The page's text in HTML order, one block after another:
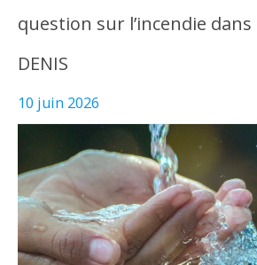
question sur l’incendie
DENIS
10 juin 2026